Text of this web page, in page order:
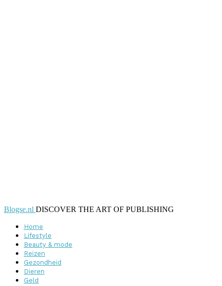
Blogse.nl DISCOVER THE ART OF PUBLISHING
Home
Lifestyle
Beauty & mode
Reizen
Gezondheid
Dieren
Geld